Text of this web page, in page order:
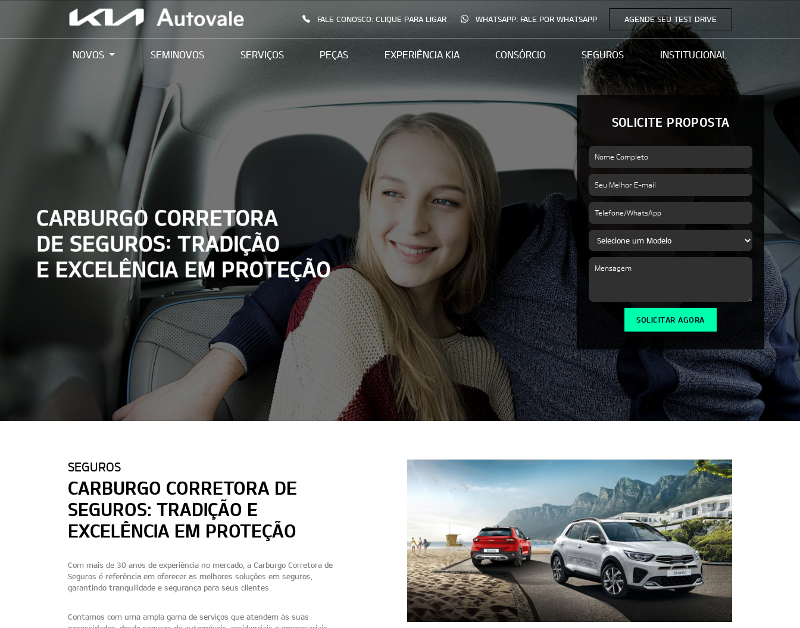
FALE CONOSCO: CLIQUE PARA LIGAR WHATSAPP: FALE POR WHATSAPP AGENDE SEU TEST DRIVE
NOVOS SEMINOVOS SERVIÇOS PEÇAS EXPERIÊNCIA KIA CONSÓRCIO SEGUROS INSTITUCIONAL
SOLICITE PROPOSTA
SOLICITAR AGORA
SEGUROS
CARBURGO CORRETORA DE
SEGUROS: TRADIÇÃO E
EXCELÊNCIA EM PROTEÇÃO
Com mais de 30 anos de experiência no mercado, a Carburgo Corretora de
Seguros é referência em oferecer as melhores soluções em seguros,
garantindo tranquilidade e segurança para seus clientes.
Contamos com uma ampla gama de serviços que atendem às suas